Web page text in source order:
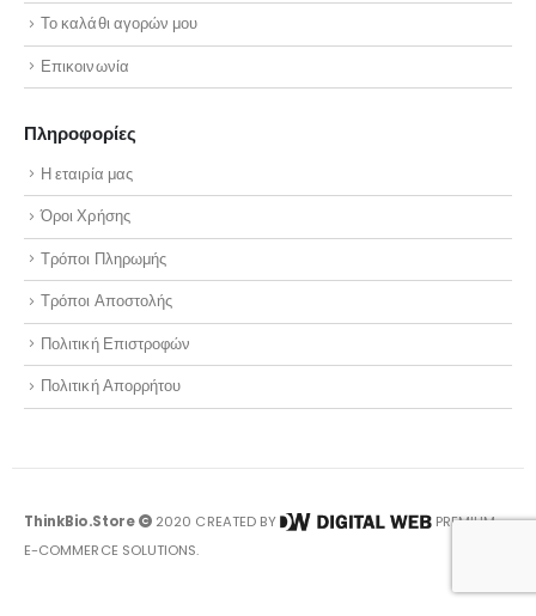
Το καλάθι αγορών μου
Επικοινωνία
Πληροφορίες
Η εταιρία μας
Όροι Χρήσης
Τρόποι Πληρωμής
Τρόποι Αποστολής
Πολιτική Επιστροφών
Πολιτική Απορρήτου
ThinkBio.Store 2020 CREATED BY
PREMIUM
E-COMMERCE SOLUTIONS.